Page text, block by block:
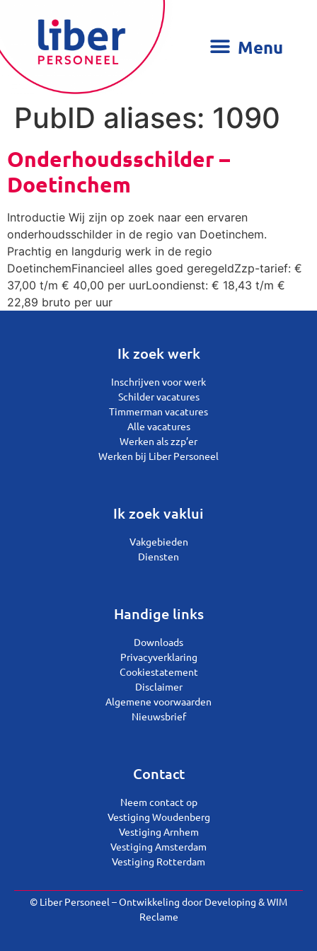
PubID aliases: 1090
Onderhoudsschilder –
Doetinchem
Introductie Wij zijn op zoek naar een ervaren
onderhoudsschilder in de regio van Doetinchem.
Prachtig en langdurig werk in de regio
DoetinchemFinancieel alles goed geregeldZzp-tarief: €
37,00 t/m € 40,00 per uurLoondienst: € 18,43 t/m €
22,89 bruto per uur
Ik zoek werk
Inschrijven voor werk
Schilder vacatures
Timmerman vacatures
Alle vacatures
Werken als zzp’er
Werken bij Liber Personeel
Ik zoek vaklui
Vakgebieden
Diensten
Handige links
Downloads
Privacyverklaring
Cookiestatement
Disclaimer
Algemene voorwaarden
Nieuwsbrief
Contact
Neem contact op
Vestiging Woudenberg
Vestiging Arnhem
Vestiging Amsterdam
Vestiging Rotterdam
© Liber Personeel – Ontwikkeling doorDeveloping &WIM
Reclame